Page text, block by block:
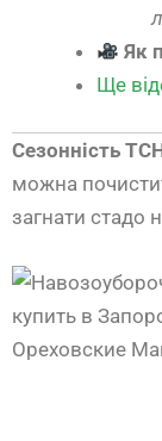
Як
Ще
Сезонність
можна
загнати стадо